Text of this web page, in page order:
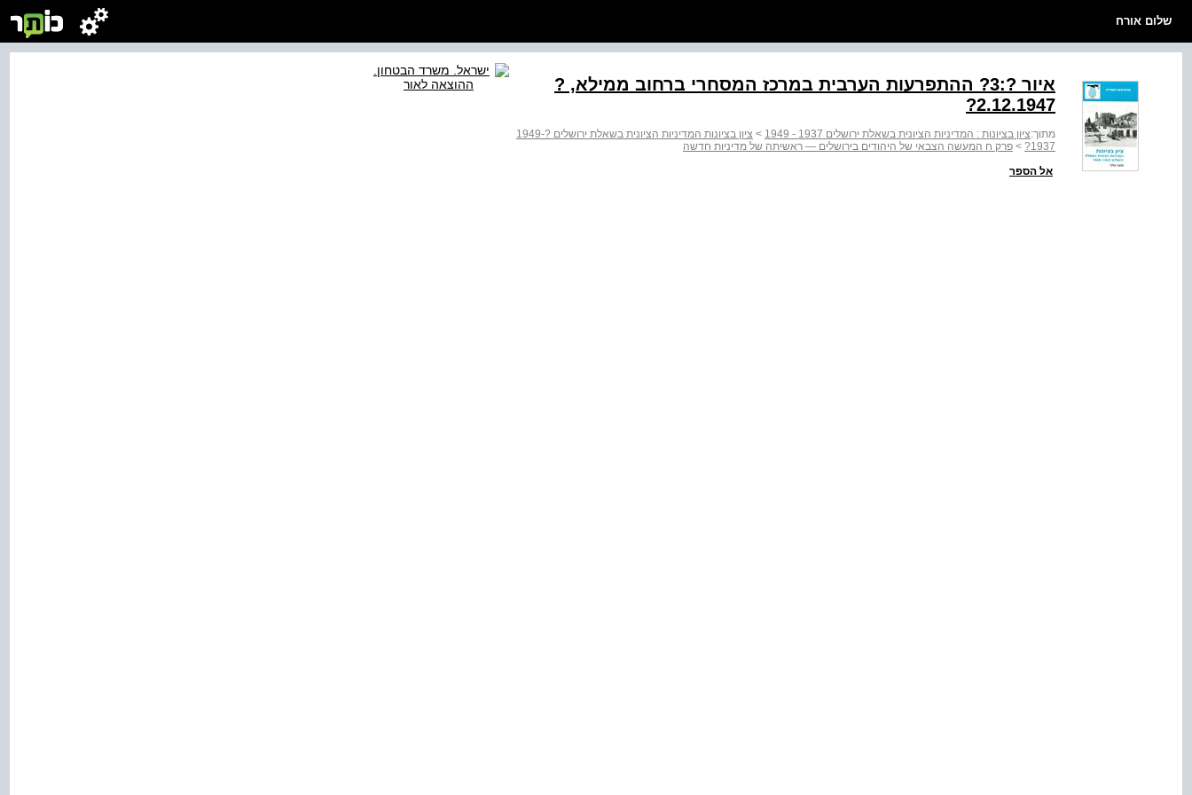
שלום אורח
איור ?:3? ההתפרעות הערבית במרכז המסחרי ברחוב ממילא, ?
2.12.1947?
מתוך:ציון בציונות : המדיניות הציונית בשאלת ירושלים 1937 - 1949 >
ציון בציונות המדיניות הציונית בשאלת ירושלים ?1949-
1937?
> פרק ח המעשה הצבאי של היהודים בירושלים — ראשיתה של מדיניות חדשה
אל הספר